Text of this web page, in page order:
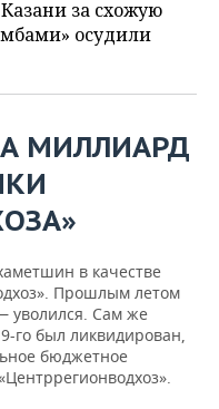
за схожую
осудили
МИЛЛИАРД
в качестве
Прошлым летом
уволился. Сам же
го был ликвидирован,
бюджетное